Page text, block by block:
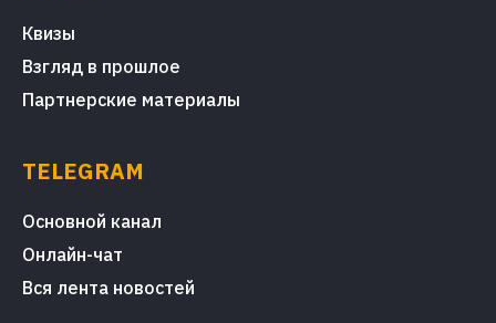
Квизы
Взгляд в прошлое
Партнерские материалы
TELEGRAM
Основной канал
Онлайн-чат
Вся лента новостей